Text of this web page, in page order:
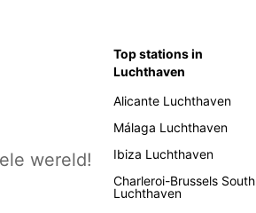
wereld!
Top stations in
Luchthaven
Alicante Luchthaven
Málaga Luchthaven
Ibiza Luchthaven
Charleroi-Brussels South
Luchthaven